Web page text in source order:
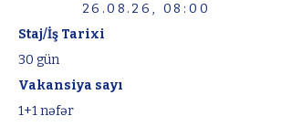
26.08.26, 08:00
Staj/İş Tarixi
30 gün
Vakansiya sayı
1+1 nəfər